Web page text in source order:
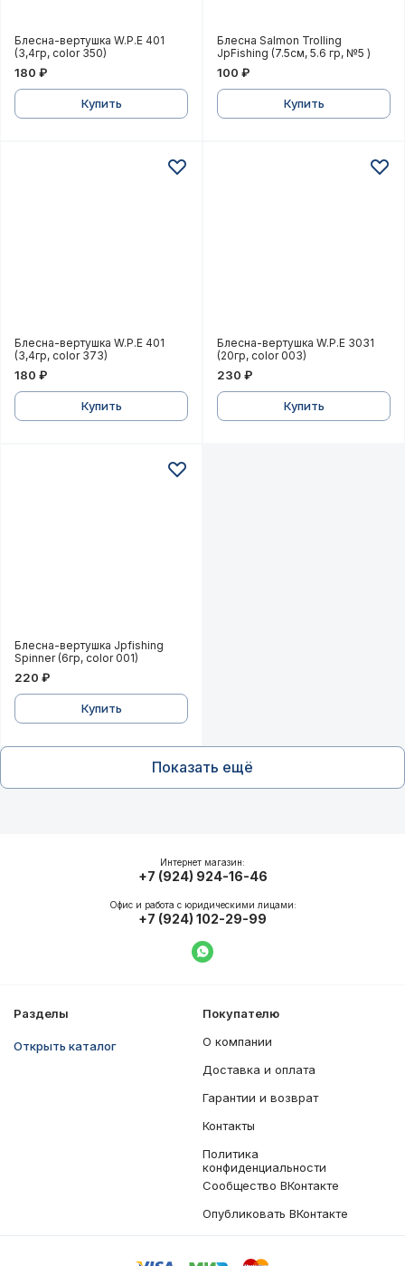
Блесна-вертушка W.P.E 401 (3,4гр, color 350)
Блесна-вертушка W.P.E 401
(3,4гр, color 350)
180 ₽
Купить
Блесна Salmon Trolling
Блесна Salmon Trolling
JpFishing (7.5см, 5.6 гр, №5 )
100 ₽
Купить
Блесна-вертушка W.P.E 401 (3,4гр, color 373)
Блесна-вертушка W.P.E 401
(3,4гр, color 373)
180 ₽
Купить
Блесна-вертушка W.P.E
Блесна-вертушка W.P.E 3031
(20гр, color 003)
230 ₽
Купить
Блесна-вертушка Jpfishing Spinner (6гр, color 001)
Блесна-вертушка Jpfishing
Spinner (6гр, color 001)
220 ₽
Купить
Показать ещё
Разделы
Открыть каталог
Покупателю
О компании
Доставка и оплата
Гарантии и возврат
Контакты
Политика
конфиденциальности
Сообщество ВКонтакте
Опубликовать ВКонтакте
Интернет магазин:
+7 (924) 924-16-46
Офис и работа с юридическими лицами:
+7 (924) 102-29-99
Написать в WhatsApp